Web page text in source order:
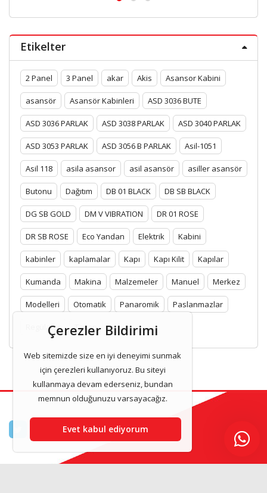
Etikelter
2 Panel 3 Panel akar Akis Asansor Kabini
asansör Asansör Kabinleri ASD 3036 BUTE
ASD 3036 PARLAK ASD 3038 PARLAK ASD 3040 PARLAK
ASD 3053 PARLAK ASD 3056 B PARLAK Asil-1051
Asil 118 asila asansor asil asansör asiller asansör
Butonu Dağıtım DB 01 BLACK DB SB BLACK
DG SB GOLD DM V VIBRATION DR 01 ROSE
DR SB ROSE Eco Yandan Elektrik Kabini
kabinler kaplamalar Kapı Kapı Kilit Kapılar
Kumanda Makina Malzemeler Manuel Merkez
Modelleri Otomatik Panaromik Paslanmazlar
Regülatör Tavan
Çerezler Bildirimi
Web sitemizde size en iyi deneyimi sunmak
için çerezleri kullanıyoruz. Bu siteyi
kullanmaya devam ederseniz, bundan
memnun olduğunuzu varsayacağız.
Evet kabul ediyorum